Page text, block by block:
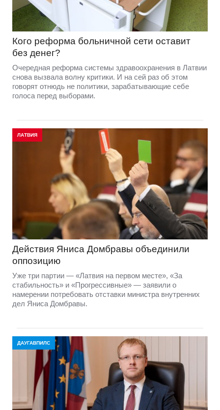
Кого реформа больничной сети оставит
без денег?
Очередная реформа системы здравоохранения в Латвии
снова вызвала волну критики. И на сей раз об этом
говорят отнюдь не политики, зарабатывающие себе
голоса перед выборами.
ЛАТВИЯ
Действия Яниса Домбравы объединили
оппозицию
Уже три партии — «Латвия на первом месте», «За
стабильность» и «Прогрессивные» — заявили о
намерении потребовать отставки министра внутренних
дел Яниса Домбравы.
ДАУГАВПИЛС